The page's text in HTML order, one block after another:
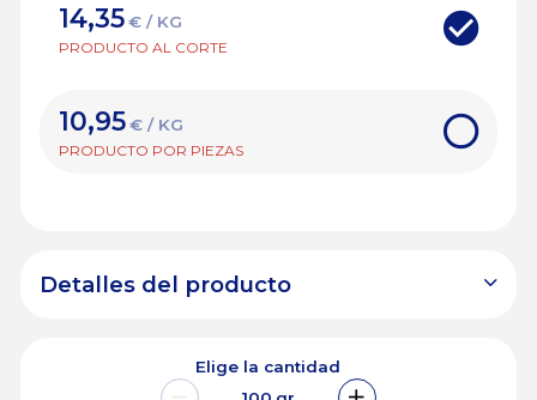
14,35 € / KG
PRODUCTO AL CORTE
10,95 € / KG
PRODUCTO POR PIEZAS
Detalles del producto
Elige la cantidad